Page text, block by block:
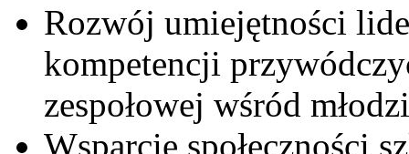
Rozwój umiejętności
kompetencji
zespołowej wśród
Wsparcie społeczności